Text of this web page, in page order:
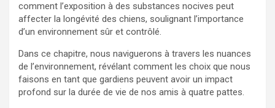
comment l’exposition à des substances nocives peut
affecter la longévité des chiens, soulignant l’importance
d’un environnement sûr et contrôlé.
Dans ce chapitre, nous naviguerons à travers les nuances
de l’environnement, révélant comment les choix que nous
faisons en tant que gardiens peuvent avoir un impact
profond sur la durée de vie de nos amis à quatre pattes.